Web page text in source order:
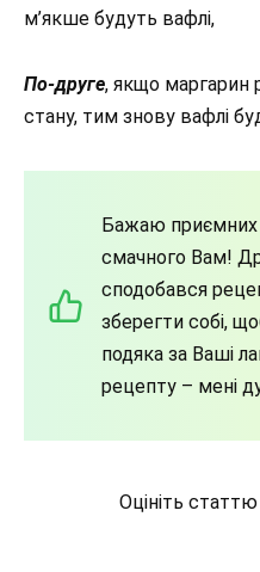
м’якше будуть вафлі,
По-друге, якщо маргарин
стану, тим знову вафлі
Бажаю приємних
смачного Вам!
сподобався
зберегти собі,
подяка за Ваші
рецепту – мені
Оцініть статтю